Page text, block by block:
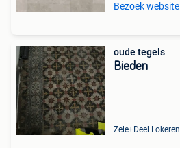
Bezoek website
oude tegels
Bieden
Zele+Deel Lokeren